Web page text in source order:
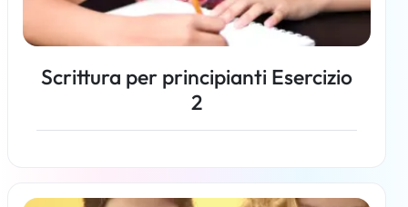
Scrittura per principianti Esercizio
2
Per saperne di più